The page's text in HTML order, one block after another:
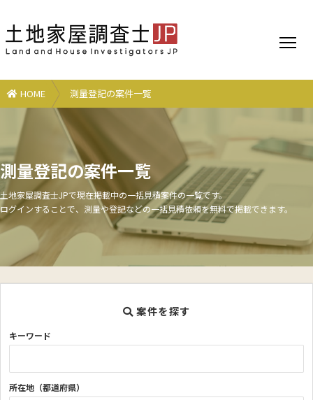
HOME 測量登記の案件一覧
測量登記の案件一覧
土地家屋調査士JPで現在掲載中の一括見積案件の一覧です。
ログインすることで、測量や登記などの一括見積依頼を無料で掲載できます。
案件を探す
キーワード
所在地（都道府県）